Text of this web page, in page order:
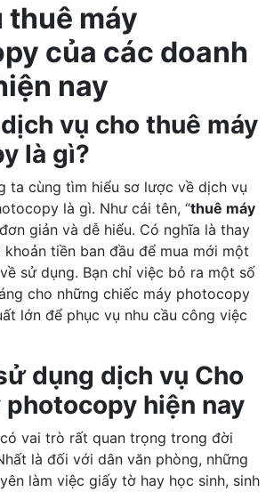
thuê máy
của các doanh
nay
vụ cho thuê máy
là gì?
ta cùng tìm hiểu sơ lược về dịch vụ
là gì. Như cái tên, “thuê máy
giản và dễ hiểu. Có nghĩa là thay
tiền ban đầu để mua mới một
sử dụng. Bạn chỉ việc bỏ ra một số
cho những chiếc máy photocopy
lớn để phục vụ nhu cầu công việc
dụng dịch vụ Cho
photocopy hiện nay
vai trò rất quan trọng trong đời
là đối với dân văn phòng, những
làm việc giấy tờ hay học sinh, sinh